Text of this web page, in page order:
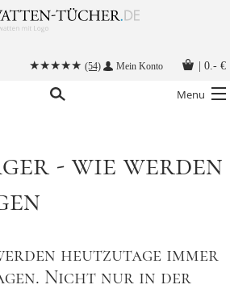
(54) Mein Konto 0.- €
Menu
- wie werden
heutzutage immer
Nicht nur in der